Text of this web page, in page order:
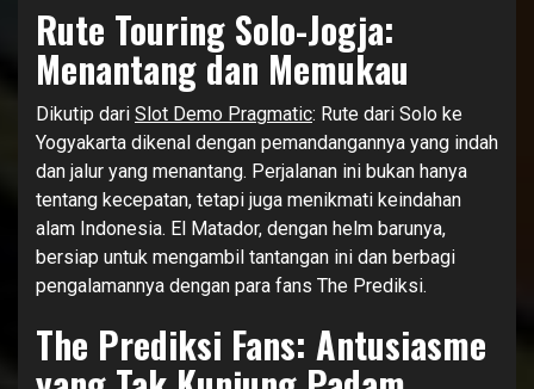
Rute Touring Solo-Jogja:
Menantang dan Memukau
Dikutip dari Slot Demo Pragmatic: Rute dari Solo ke
Yogyakarta dikenal dengan pemandangannya yang indah
dan jalur yang menantang. Perjalanan ini bukan hanya
tentang kecepatan, tetapi juga menikmati keindahan
alam Indonesia. El Matador, dengan helm barunya,
bersiap untuk mengambil tantangan ini dan berbagi
pengalamannya dengan para fans The Prediksi.
The Prediksi Fans: Antusiasme